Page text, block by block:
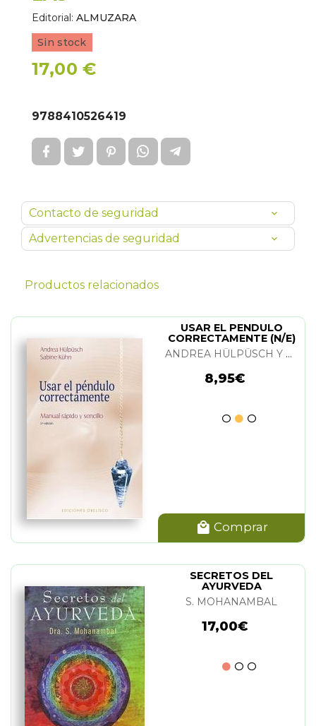
Editorial: ALMUZARA
Sin stock
17,00 €
9788410526419
Contacto de seguridad
Advertencias de seguridad
Productos relacionados
USAR EL PENDULO
CORRECTAMENTE (N/E)
ANDREA HÜLPÜSCH Y SABINE KÜHN
8,95€
Comprar
SECRETOS DEL
AYURVEDA
S. MOHANAMBAL
17,00€